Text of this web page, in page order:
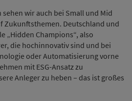
sehen wir auch bei Small und Mid
Zukunftsthemen. Deutschland und
„Hidden Champions“, also
die hochinnovativ sind und bei
oder Automatisierung vorne
mit ESG-Ansatz zu
Anleger zu heben – das ist großes